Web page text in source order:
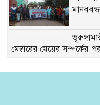
মেম্বারের মেয়ের সম্পর্কের